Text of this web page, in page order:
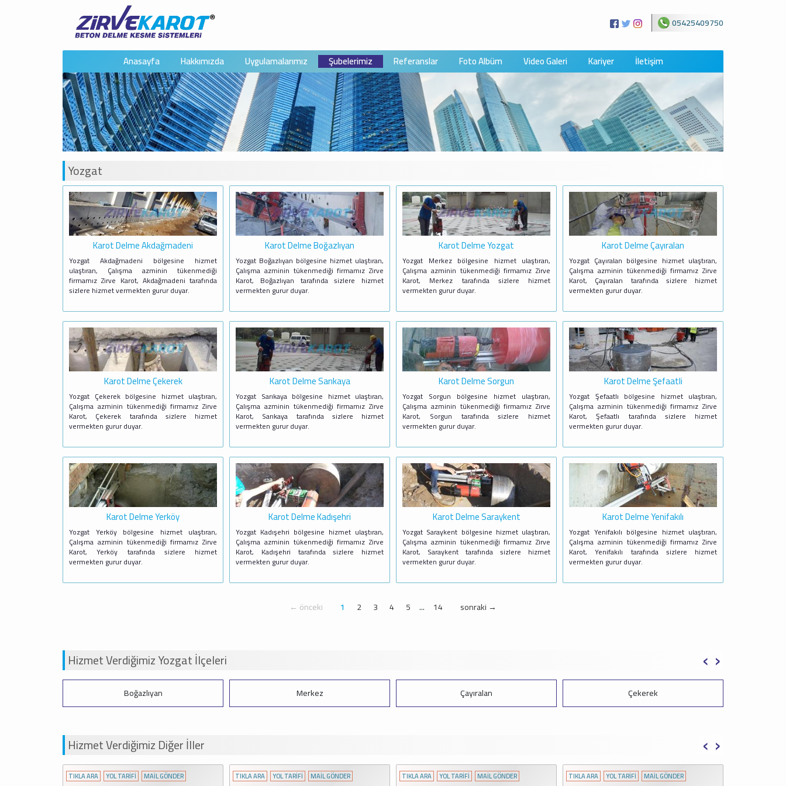
05425409750
Anasayfa Hakkımızda Uygulamalarımız Şubelerimiz Referanslar Foto Albüm Video Galeri Kariyer İletişim
Yozgat
Karot Delme Akdağmadeni
Yozgat Akdağmadeni bölgesine hizmet
ulaştıran, Çalışma azminin tükenmediği
firmamız Zirve Karot, Akdağmadeni tarafında
sizlere hizmet vermekten gurur duyar.
Karot Delme Boğazlıyan
Yozgat Boğazlıyan bölgesine hizmet ulaştıran,
Çalışma azminin tükenmediği firmamız Zirve
Karot, Boğazlıyan tarafında sizlere hizmet
vermekten gurur duyar.
Karot Delme Yozgat
Yozgat Merkez bölgesine hizmet ulaştıran,
Çalışma azminin tükenmediği firmamız Zirve
Karot, Merkez tarafında sizlere hizmet
vermekten gurur duyar.
Karot Delme Çayıralan
Yozgat Çayıralan bölgesine hizmet ulaştıran,
Çalışma azminin tükenmediği firmamız Zirve
Karot, Çayıralan tarafında sizlere hizmet
vermekten gurur duyar.
Karot Delme Çekerek
Yozgat Çekerek bölgesine hizmet ulaştıran,
Çalışma azminin tükenmediği firmamız Zirve
Karot, Çekerek tarafında sizlere hizmet
vermekten gurur duyar.
Karot Delme Sarıkaya
Yozgat Sarıkaya bölgesine hizmet ulaştıran,
Çalışma azminin tükenmediği firmamız Zirve
Karot, Sarıkaya tarafında sizlere hizmet
vermekten gurur duyar.
Karot Delme Sorgun
Yozgat Sorgun bölgesine hizmet ulaştıran,
Çalışma azminin tükenmediği firmamız Zirve
Karot, Sorgun tarafında sizlere hizmet
vermekten gurur duyar.
Karot Delme Şefaatli
Yozgat Şefaatlı bölgesine hizmet ulaştıran,
Çalışma azminin tükenmediği firmamız Zirve
Karot, Şefaatlı tarafında sizlere hizmet
vermekten gurur duyar.
Karot Delme Yerköy
Yozgat Yerköy bölgesine hizmet ulaştıran,
Çalışma azminin tükenmediği firmamız Zirve
Karot, Yerköy tarafında sizlere hizmet
vermekten gurur duyar.
Karot Delme Kadışehri
Yozgat Kadışehri bölgesine hizmet ulaştıran,
Çalışma azminin tükenmediği firmamız Zirve
Karot, Kadışehri tarafında sizlere hizmet
vermekten gurur duyar.
Karot Delme Saraykent
Yozgat Saraykent bölgesine hizmet ulaştıran,
Çalışma azminin tükenmediği firmamız Zirve
Karot, Saraykent tarafında sizlere hizmet
vermekten gurur duyar.
Karot Delme Yenifakılı
Yozgat Yenifakılı bölgesine hizmet ulaştıran,
Çalışma azminin tükenmediği firmamız Zirve
Karot, Yenifakılı tarafında sizlere hizmet
vermekten gurur duyar.
← önceki 1 2 3 4 5 ... 14 sonraki →
Hizmet Verdiğimiz Yozgat İlçeleri
Boğazlıyan Merkez Çayıralan Çekerek
‹ ›
Hizmet Verdiğimiz Diğer İller
TIKLA ARA YOL TARİFİ MAİL GÖNDER TIKLA ARA YOL TARİFİ MAİL GÖNDER TIKLA ARA YOL TARİFİ MAİL GÖNDER TIKLA ARA YOL TARİFİ MAİL GÖNDER
‹ ›